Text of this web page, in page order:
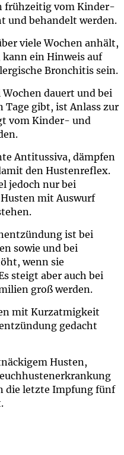
frühzeitig vom Kinder-
und behandelt werden.
viele Wochen anhält,
ein Hinweis auf
Bronchitis sein.
dauert und bei
Tage gibt, ist Anlass zur
vom Kinder- und
Antitussiva, dämpfen
den Hustenreflex.
jedoch nur bei
mit Auswurf
ist bei
sowie und bei
wenn sie
steigt aber auch bei
groß werden.
mit Kurzatmigkeit
gedacht
Husten,
die letzte Impfung fünf